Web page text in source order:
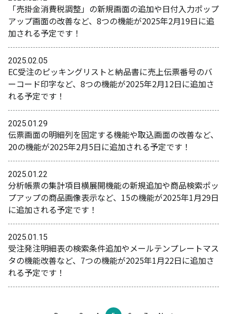
「売掛金消費税調整」の新規画面の追加や日付入力ポップ
アップ画面の改善など、8つの機能が2025年2月19日に追
加される予定です！
2025.02.05
EC受注のピッキングリストと納品書に売上伝票番号のバ
ーコード印字など、8つの機能が2025年2月12日に追加さ
れる予定です！
2025.01.29
伝票画面の明細列を固定する機能や取込画面の改善など、
20の機能が2025年2月5日に追加される予定です！
2025.01.22
分析帳票の集計項目横展開機能の新規追加や商品検索ポッ
プアップの商品画像表示など、15の機能が2025年1月29日
に追加される予定です！
2025.01.15
受注発注明細表の検索条件追加やメールテンプレートマス
タの機能改善など、7つの機能が2025年1月22日に追加さ
れる予定です！